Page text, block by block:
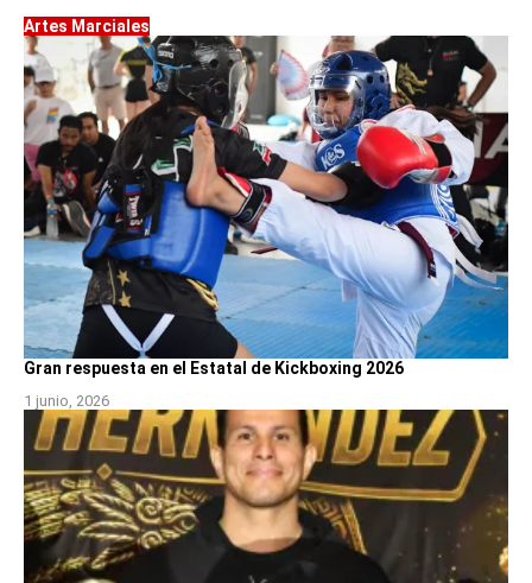
Artes Marciales
Gran respuesta en el Estatal de Kickboxing 2026
1 junio, 2026